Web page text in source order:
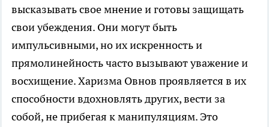
высказывать свое мнение и готовы защищать
свои убеждения. Они могут быть
импульсивными, но их искренность и
прямолинейность часто вызывают уважение и
восхищение. Харизма Овнов проявляется в их
способности вдохновлять других, вести за
собой, не прибегая к манипуляциям. Это